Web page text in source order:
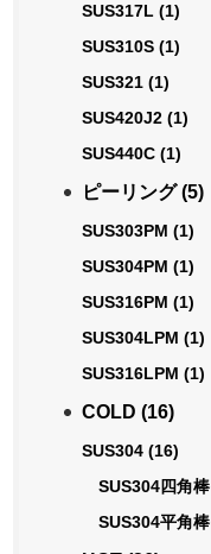
SUS317L (1)
SUS310S (1)
SUS321 (1)
SUS420J2 (1)
SUS440C (1)
ピーリング (5)
SUS303PM (1)
SUS304PM (1)
SUS316PM (1)
SUS304LPM (1)
SUS316LPM (1)
COLD (16)
SUS304 (16)
SUS304四角棒
SUS304平角棒